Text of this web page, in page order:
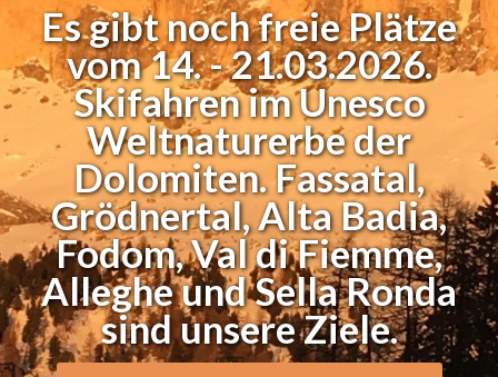
Es gibt noch freie Plätze
vom 14. - 21.03.2026.
Skifahren im Unesco
Weltnaturerbe der
Dolomiten. Fassatal,
Grödnertal, Alta Badia,
Fodom, Val di Fiemme,
Alleghe und Sella Ronda
sind unsere Ziele.